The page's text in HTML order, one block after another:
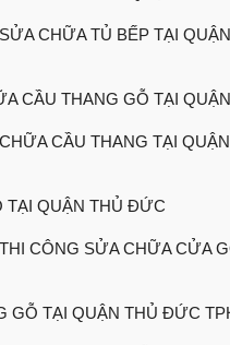
CHỮA TỦ BẾP TẠI
CẦU THANG GỖ TẠI
CẦU THANG TẠI
TẠI QUẬN THỦ ĐỨC
CÔNG SỬA CHỮA CỬA
GỖ TẠI QUẬN THỦ ĐỨC